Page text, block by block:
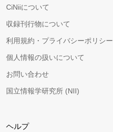
CiNiiについて
収録刊行物について
利用規約・プライバシーポリシー
個人情報の扱いについて
お問い合わせ
国立情報学研究所 (NII)
ヘルプ